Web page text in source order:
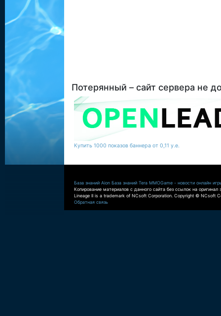
Потерянный – сайт сервера не
Купить 1000 показов баннера от 0,11 у.е.
База знаний Aion База знаний Tera MMOGame - новости онлайн
Копирование материалов с данного сайта без ссылок на оригинал
Lineage II is a trademark of NCsoft Corporation. Copyright © NCsoft
Обратная связь